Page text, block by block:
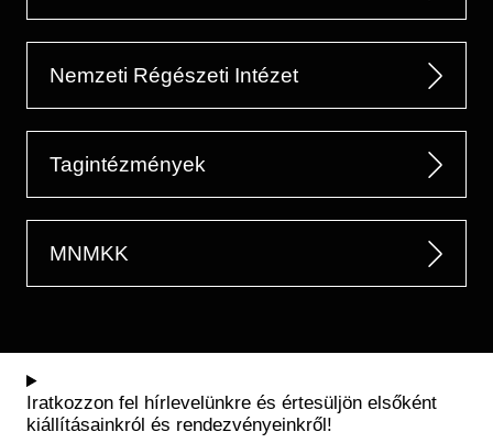
Nemzeti Régészeti Intézet
Tagintézmények
MNMKK
Iratkozzon fel hírlevelünkre és értesüljön elsőként
kiállításainkról és rendezvényeinkről!